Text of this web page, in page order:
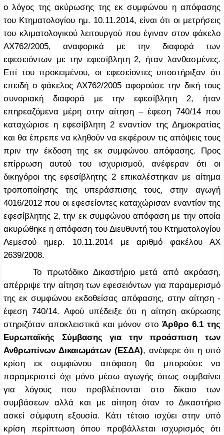
ο λόγος της ακύρωσης της εκ συμφώνου η απόφασης
του Κτηματολογίου ημ. 10.11.2014, είναι ότι οι μετρήσεις
του κλιματολογικού λειτουργού που έγιναν στον φάκελο
ΑΧ762/2005, αναφορικά με την διαφορά των
εφεσειόντων με την εφεσίβλητη 2, ήταν λανθασμένες.
Επί του προκειμένου, οι εφεσείοντες υποστήριξαν ότι
επειδή ο φάκελος ΑΧ762/2005 αφορούσε την δική τους
συνοριακή διαφορά με την εφεσίβλητη 2, ήταν
επηρεαζόμενα μέρη στην αίτηση – έφεση 740/14 που
καταχώρισε η εφεσίβλητη 2 εναντίον της Δημοκρατίας
και θα έπρεπε να κληθούν να εκφέρουν τις απόψεις τους
πριν την έκδοση της εκ συμφώνου απόφασης. Προς
επίρρωση αυτού του ισχυρισμού, ανέφεραν ότι οι
δικηγόροι της εφεσίβλητης 2 επικαλέστηκαν με αίτημα
τροποποίησης της υπεράσπισης τους, στην αγωγή
4016/2012 που οι εφεσείοντες καταχώρισαν εναντίον της
εφεσίβλητης 2, την εκ συμφώνου απόφαση με την οποία
ακυρώθηκε η απόφαση του Διευθυντή του Κτηματολογίου
Λεμεσού ημερ. 10.11.2014 με αριθμό φακέλου ΑΧ
2639/2008.
Το πρωτόδικο Δικαστήριο μετά από ακρόαση,
απέρριψε την αίτηση των εφεσειόντων για παραμερισμό
της εκ συμφώνου εκδοθείσας απόφασης, στην αίτηση -
έφεση 740/14. Αφού υπέδειξε ότι η αίτηση ακύρωσης
στηριζόταν αποκλειστικά και μόνον στο Άρθρο 6.1 της
Ευρωπαϊκής Σύμβασης για την προάσπιση των
Ανθρωπίνων Δικαιωμάτων (ΕΣΔΑ), ανέφερε ότι η υπό
κρίση εκ συμφώνου απόφαση θα μπορούσε να
παραμεριστεί όχι μόνο μέσω αγωγής όπως συμβαίνει
για λόγους που προβλέπονται στο δίκαιο των
συμβάσεων αλλά και με αίτηση όταν το Δικαστήριο
ασκεί σύμφυτη εξουσία. Κάτι τέτοιο ισχύει στην υπό
κρίση περίπτωση όπου προβάλλεται ισχυρισμός ότι